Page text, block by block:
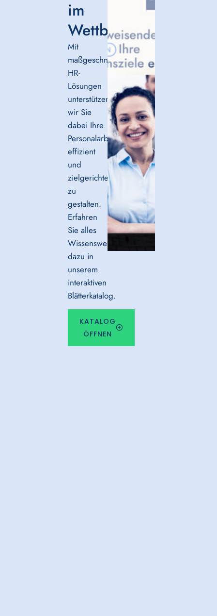
im
Wettbewerb.
Mit
maßgeschneiderten
HR-
Lösungen
unterstützen
wir Sie
dabei Ihre
Personalarbeit
effizient
und
zielgerichtet
zu
gestalten.
Erfahren
Sie alles
Wissenswerte
dazu in
unserem
interaktiven
Blätterkatalog.
KATALOG
ÖFFNEN